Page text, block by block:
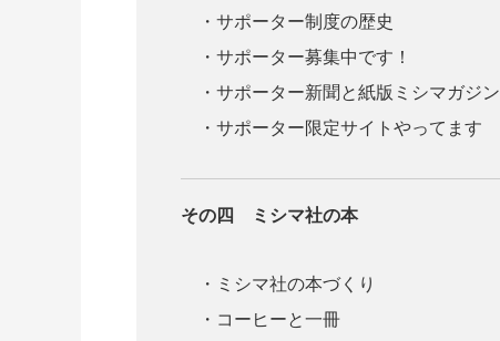
・サポーター制度の歴史
・サポーター募集中です！
・サポーター新聞と紙版ミシマガジン
・サポーター限定サイトやってます
その四 ミシマ社の本
・ミシマ社の本づくり
・コーヒーと一冊